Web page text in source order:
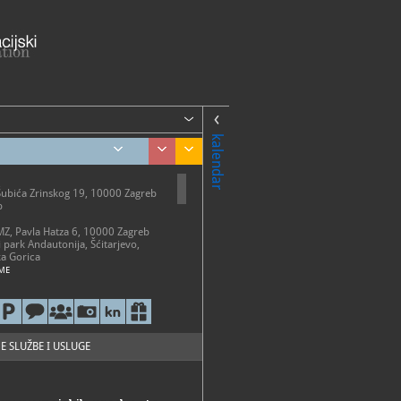
kalendar
Zrinskog 19, 10000 Zagreb
Pavla Hatza 6, 10000 Zagreb
park Andautonija, Šćitarjevo,
Gorica
h
13 h
državnim
i neradnim danima
SLUŽBE I USLUGE